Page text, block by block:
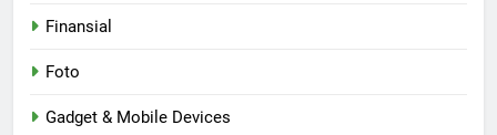
Finansial
Foto
Gadget & Mobile Devices